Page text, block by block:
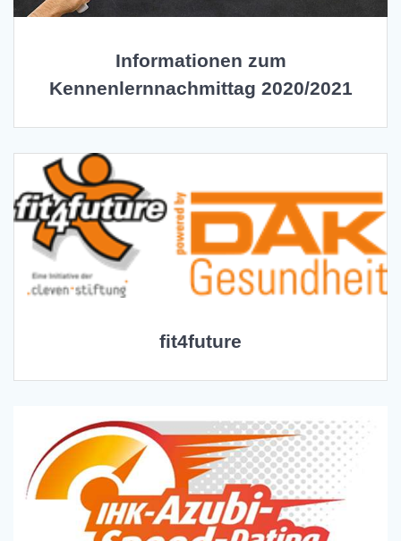
Informationen zum
Kennenlernnachmittag 2020/2021
fit4future